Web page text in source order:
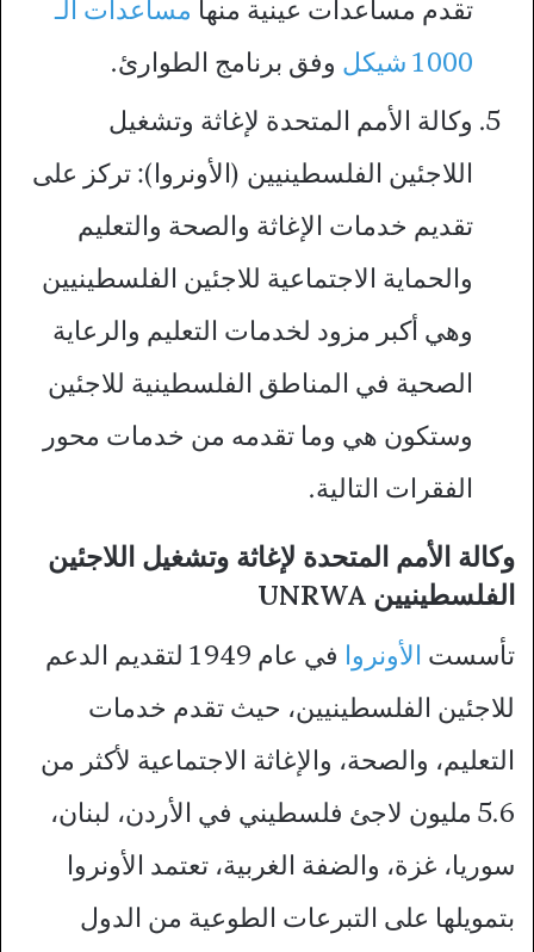
تقدم مساعدات عينية منها مساعدات الـ
1000 شيكل
وفق برنامج الطوارئ.
وكالة الأمم المتحدة لإغاثة وتشغيل
اللاجئين الفلسطينيين (الأونروا): تركز على
تقديم خدمات الإغاثة والصحة والتعليم
والحماية الاجتماعية للاجئين الفلسطينيين
وهي أكبر مزود لخدمات التعليم والرعاية
الصحية في المناطق الفلسطينية للاجئين
وستكون هي وما تقدمه من خدمات محور
الفقرات التالية.
وكالة الأمم المتحدة لإغاثة وتشغيل اللاجئين
الفلسطينيين UNRWA
تأسست الأونروا
في عام 1949 لتقديم الدعم
للاجئين الفلسطينيين، حيث تقدم خدمات
التعليم، والصحة، والإغاثة الاجتماعية لأكثر من
5.6 مليون لاجئ فلسطيني في الأردن، لبنان،
سوريا، غزة، والضفة الغربية، تعتمد الأونروا
بتمويلها على التبرعات الطوعية من الدول